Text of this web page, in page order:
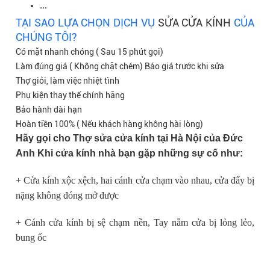
...
TẠI SAO LỰA CHỌN DỊCH VỤ SỬA CỬA KÍNH CỦA
CHÚNG TÔI?
Có mặt nhanh chóng ( Sau 15 phút gọi)
Làm đúng giá ( Không chặt chém) Báo giá trước khi sửa
Thợ giỏi, làm việc nhiệt tình
Phụ kiện thay thế chính hãng
Bảo hành dài hạn
Hoàn tiền 100% ( Nếu khách hàng không hài lòng)
Hãy gọi cho Thợ sửa cửa kính tại Hà Nội của Đức
Anh Khi cửa kính nhà bạn gặp những sự cố như:
+ Cửa kính xộc xệch, hai cánh cửa chạm vào nhau, cửa đẩy bị
nặng không đóng mở được
+ Cánh cửa kính bị sệ chạm nền, Tay nắm cửa bị lỏng lẻo,
bung ốc